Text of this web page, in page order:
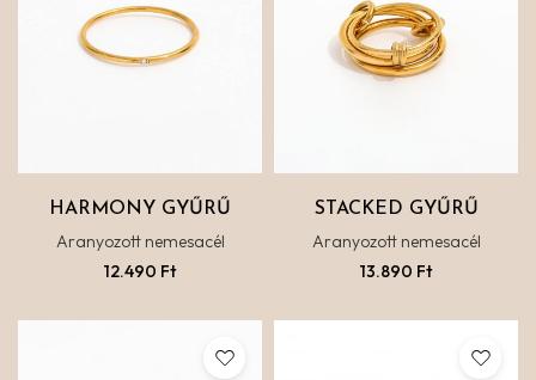
HARMONY GYŰRŰ
Aranyozott nemesacél
12.490 Ft
STACKED GYŰRŰ
Aranyozott nemesacél
13.890 Ft